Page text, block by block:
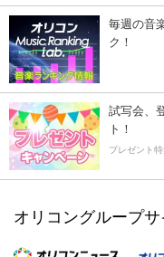
毎週の音
ク！
試写会、
ト！
プレゼント
オリコングループサ